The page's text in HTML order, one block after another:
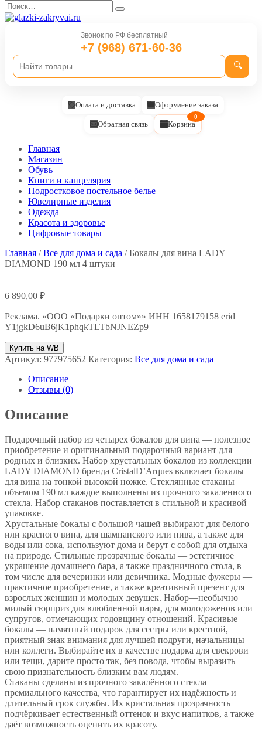
Перейти
к
содержанию
Search
for:
Звонок по РФ бесплатный
+7 (968) 671-60-36
🔍
Оплата и доставка Оформление заказа
Обратная связь Корзина
0
Главная
Магазин
Обувь
Книги и канцелярия
Подростковое постельное белье
Ювелирные изделия
Одежда
Красота и здоровье
Цифровые товары
Главная /Все для дома и сада / Бокалы для вина LADY
DIAMOND 190 мл 4 штуки
6 890,00 ₽
Реклама. «ООО «Подарки оптом»» ИНН 1658179158 erid
Y1jgkD6uB6jK1phqkTLTbNJNEZp9
Купить на WB
Артикул: 977975652 Категория: Все для дома и сада
Описание
Отзывы (0)
Описание
Подарочный набор из четырех бокалов для вина — полезное
приобретение и оригинальный подарочный вариант для
родных и близких. Набор хрустальных бокалов из коллекции
LADY DIAMOND бренда CristalD’Arques включает бокалы
для вина на тонкой высокой ножке. Стеклянные стаканы
объемом 190 мл каждое выполнены из прочного закаленного
стекла. Набор стаканов поставляется в стильной и красивой
упаковке.
Хрустальные бокалы с большой чашей выбирают для белого
или красного вина, для шампанского или пива, а также для
воды или сока, используют дома и берут с собой для отдыха
на природе. Стильные прозрачные бокалы — эстетичное
украшение домашнего бара, а также праздничного стола, в
том числе для вечеринки или девичника. Модные фужеры —
практичное приобретение, а также креативный презент для
взрослых женщин и молодых девушек. Набор—необычно
милый сюрприз для влюбленной пары, для молодоженов или
супругов, отмечающих годовщину отношений. Красивые
бокалы — памятный подарок для сестры или крестной,
приятный знак внимания для лучшей подруги, начальницы
или коллеги. Выбирайте их в качестве подарка для свекрови
или тещи, дарите просто так, без повода, чтобы выразить
свою признательность близким вам людям.
Стаканы сделаны из прочного закалённого стекла
премиального качества, что гарантирует их надёжность и
длительный срок службы. Их кристальная прозрачность
подчёркивает естественный оттенок и вкус напитков, а также
даёт возможность оценить их красоту.